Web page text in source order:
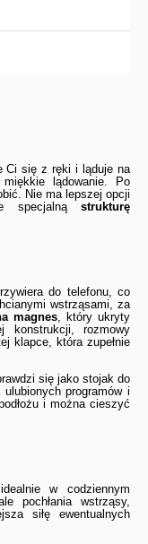
Ci się z ręki i ląduje na
lądowanie. Po
Nie ma lepszej opcji
specjalnąstrukturę
do telefonu, co
wstrząsami, za
magnes, który ukryty
konstrukcji, rozmowy
klapce, która zupełnie
się jako stojak do
programów i
i można cieszyć
w codziennym
pochłania wstrząsy,
siłę ewentualnych